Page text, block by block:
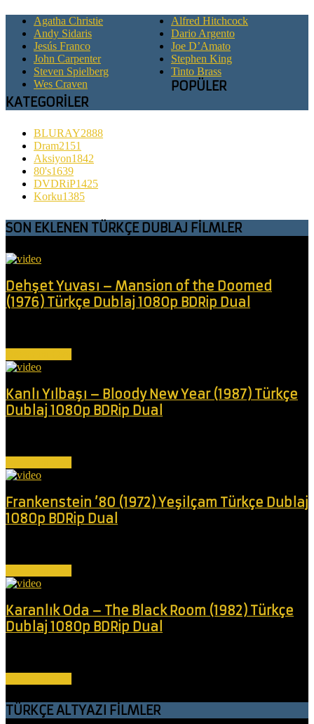
Agatha Christie
Alfred Hitchcock
Andy Sidaris
Dario Argento
Jesús Franco
Joe D’Amato
John Carpenter
Stephen King
Steven Spielberg
Tinto Brass
Wes Craven
POPÜLER
KATEGORİLER
BLURAY2888
Dram2151
Aksiyon1842
80's1639
DVDRiP1425
Korku1385
SON EKLENEN TÜRKÇE DUBLAJ FİLMLER
Dehşet Yuvası – Mansion of the Doomed
(1976) Türkçe Dublaj 1080p BDRip Dual
Kanlı Yılbaşı – Bloody New Year (1987) Türkçe
Dublaj 1080p BDRip Dual
Frankenstein ’80 (1972) Yeşilçam Türkçe Dublaj
1080p BDRip Dual
Karanlık Oda – The Black Room (1982) Türkçe
Dublaj 1080p BDRip Dual
TÜRKÇE ALTYAZI FİLMLER